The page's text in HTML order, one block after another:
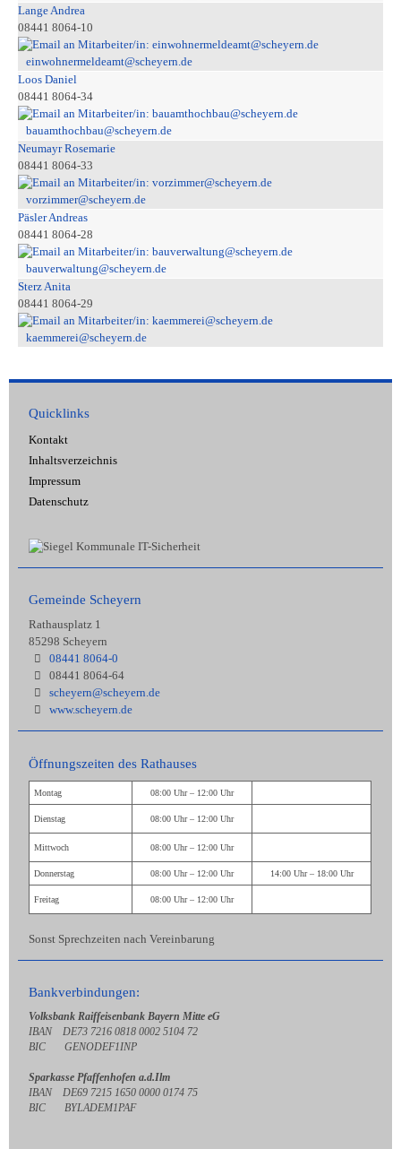
Lange Andrea
08441 8064-10
einwohnermeldeamt@scheyern.de
Loos Daniel
08441 8064-34
bauamthochbau@scheyern.de
Neumayr Rosemarie
08441 8064-33
vorzimmer@scheyern.de
Päsler Andreas
08441 8064-28
bauverwaltung@scheyern.de
Sterz Anita
08441 8064-29
kaemmerei@scheyern.de
Quicklinks
Kontakt
Inhaltsverzeichnis
Impressum
Datenschutz
Gemeinde Scheyern
Rathausplatz 1
85298 Scheyern
08441 8064-0
08441 8064-64
scheyern@scheyern.de
www.scheyern.de
Öffnungszeiten des Rathauses
Montag 08:00 Uhr – 12:00 Uhr
Dienstag 08:00 Uhr – 12:00 Uhr
Mittwoch 08:00 Uhr – 12:00 Uhr
Donnerstag 08:00 Uhr – 12:00 Uhr 14:00 Uhr – 18:00 Uhr
Freitag 08:00 Uhr – 12:00 Uhr
Sonst Sprechzeiten nach Vereinbarung
Bankverbindungen:
Volksbank Raiffeisenbank Bayern Mitte eG
IBAN DE73 7216 0818 0002 5104 72
BIC GENODEF1INP
Sparkasse Pfaffenhofen a.d.Ilm
IBAN DE69 7215 1650 0000 0174 75
BIC BYLADEM1PAF